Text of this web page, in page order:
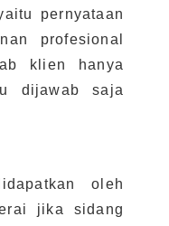
pernyataan
profesional
klien hanya
dijawab saja
oleh
jika sidang